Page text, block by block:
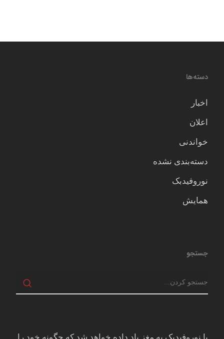
دسته‌ها
اخبار
اعلان
خواندنی
دسته‌بندی نشده
نوروفیدبک
همایش
جستجو